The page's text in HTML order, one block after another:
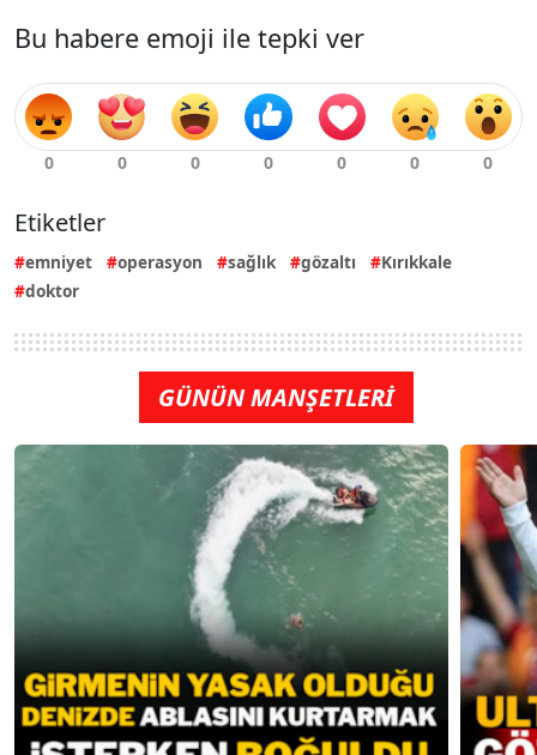
Bu habere emoji ile tepki ver
Etiketler
emniyet operasyon sağlık gözaltı
Kırıkkale
doktor
GÜNÜN MANŞETLERİ